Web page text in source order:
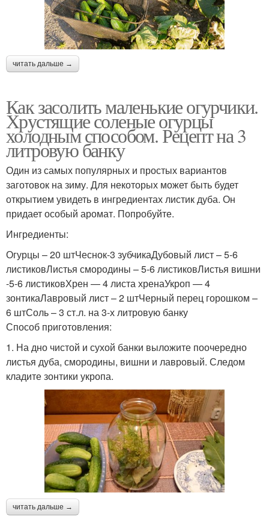
читать дальше →
Как засолить маленькие огурчики.
Хрустящие соленые огурцы
холодным способом. Рецепт на 3
литровую банку
Один из самых популярных и простых вариантов
заготовок на зиму. Для некоторых может быть будет
открытием увидеть в ингредиентах листик дуба. Он
придает особый аромат. Попробуйте.
Ингредиенты:
Огурцы – 20 штЧеснок-3 зубчикаДубовый лист – 5-6
листиковЛистья смородины – 5-6 листиковЛистья вишни
-5-6 листиковХрен — 4 листа хренаУкроп — 4
зонтикаЛавровый лист – 2 штЧерный перец горошком –
6 штСоль – 3 ст.л. на 3-х литровую банку
Способ приготовления:
1. На дно чистой и сухой банки выложите поочередно
листья дуба, смородины, вишни и лавровый. Следом
кладите зонтики укропа.
читать дальше →